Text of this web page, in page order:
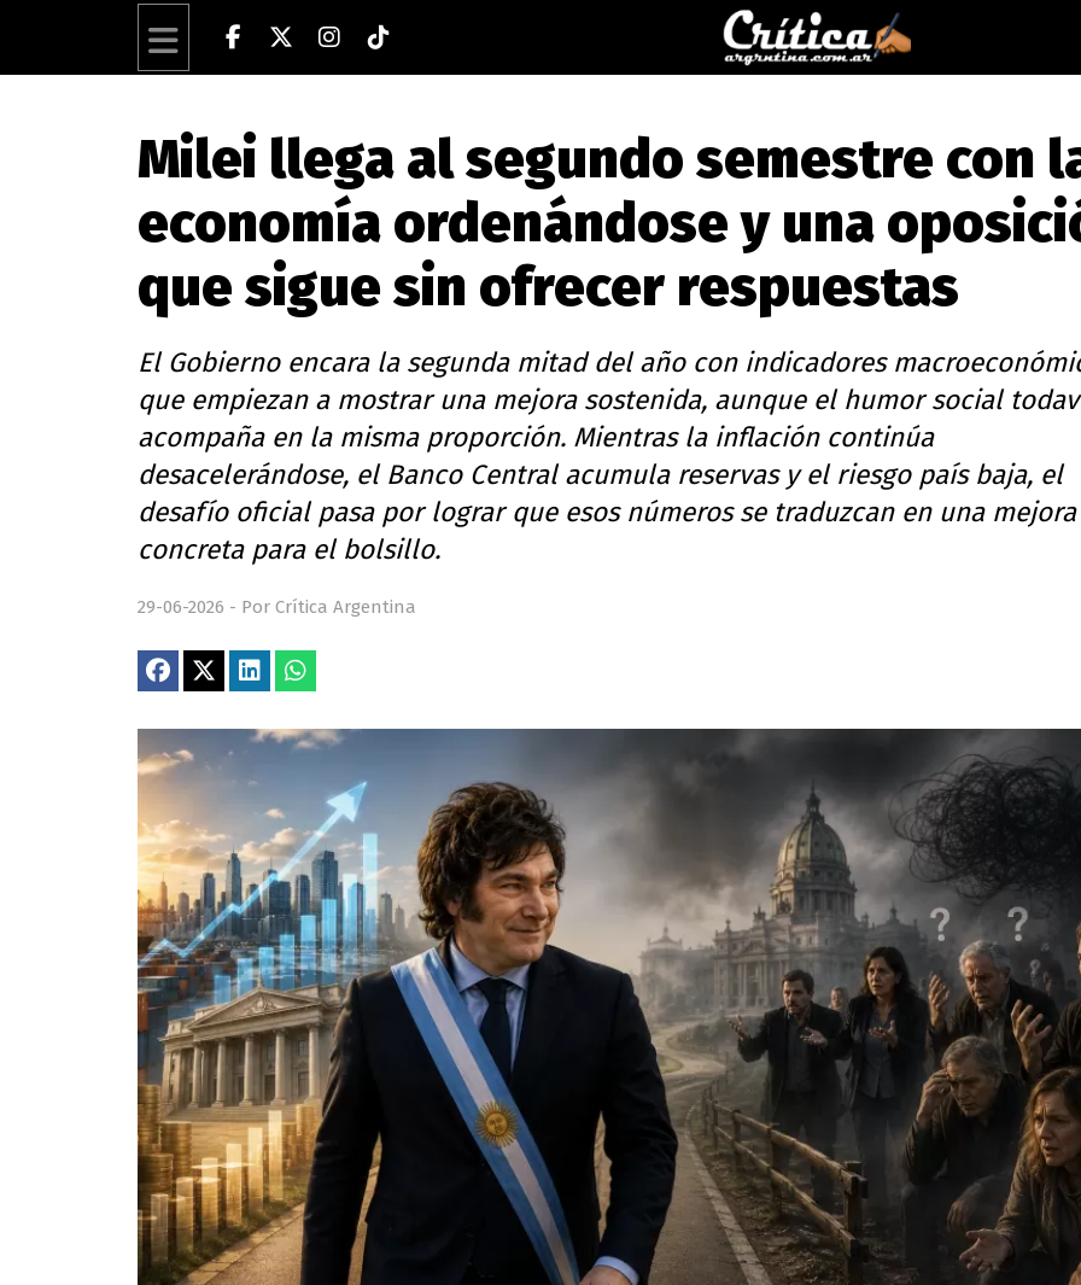
Milei llega al segundo semestre con
economía ordenándose y una
que sigue sin ofrecer respuestas
El Gobierno encara la segunda mitad del año con indicadores
que empiezan a mostrar una mejora sostenida, aunque el humor social
acompaña en la misma proporción. Mientras la inflación continúa
desacelerándose, el Banco Central acumula reservas y el riesgo país baja, el
desafío oficial pasa por lograr que esos números se traduzcan en una mejora
concreta para el bolsillo.
29-06-2026 - Por Crítica Argentina